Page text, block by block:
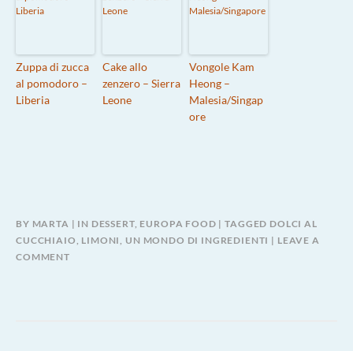
Zuppa di zucca
al pomodoro –
Liberia
Cake allo
zenzero – Sierra
Leone
Vongole Kam
Heong –
Malesia/Singap
ore
BY MARTA IN DESSERT, EUROPA FOOD TAGGED DOLCI AL
CUCCHIAIO LIMONI UN MONDO DI INGREDIENTI
LEAVE A
COMMENT